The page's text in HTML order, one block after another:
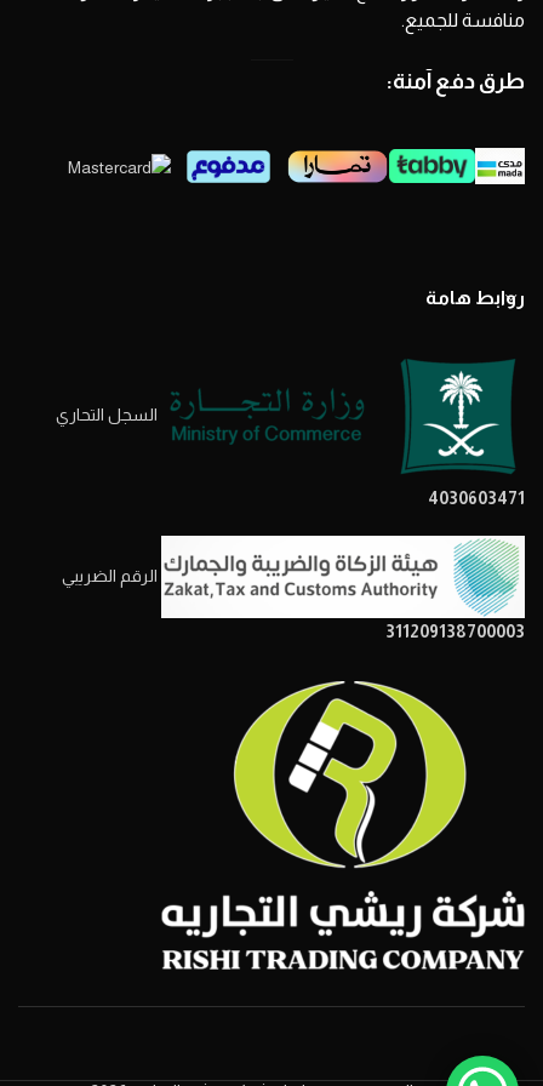
منافسة للجميع.
طرق دفع آمنة:
روابط هامة
السجل التحاري
4030603471
الرقم الضريبي
311209138700003